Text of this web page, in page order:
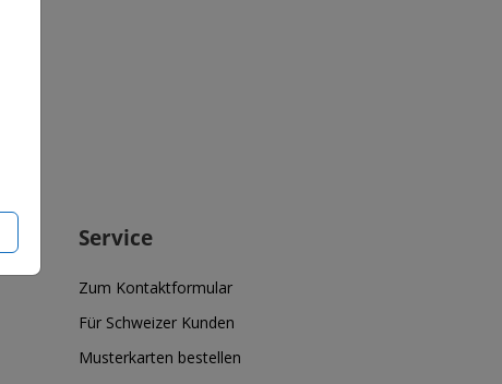
Service
Zum Kontaktformular
Für Schweizer Kunden
Musterkarten bestellen